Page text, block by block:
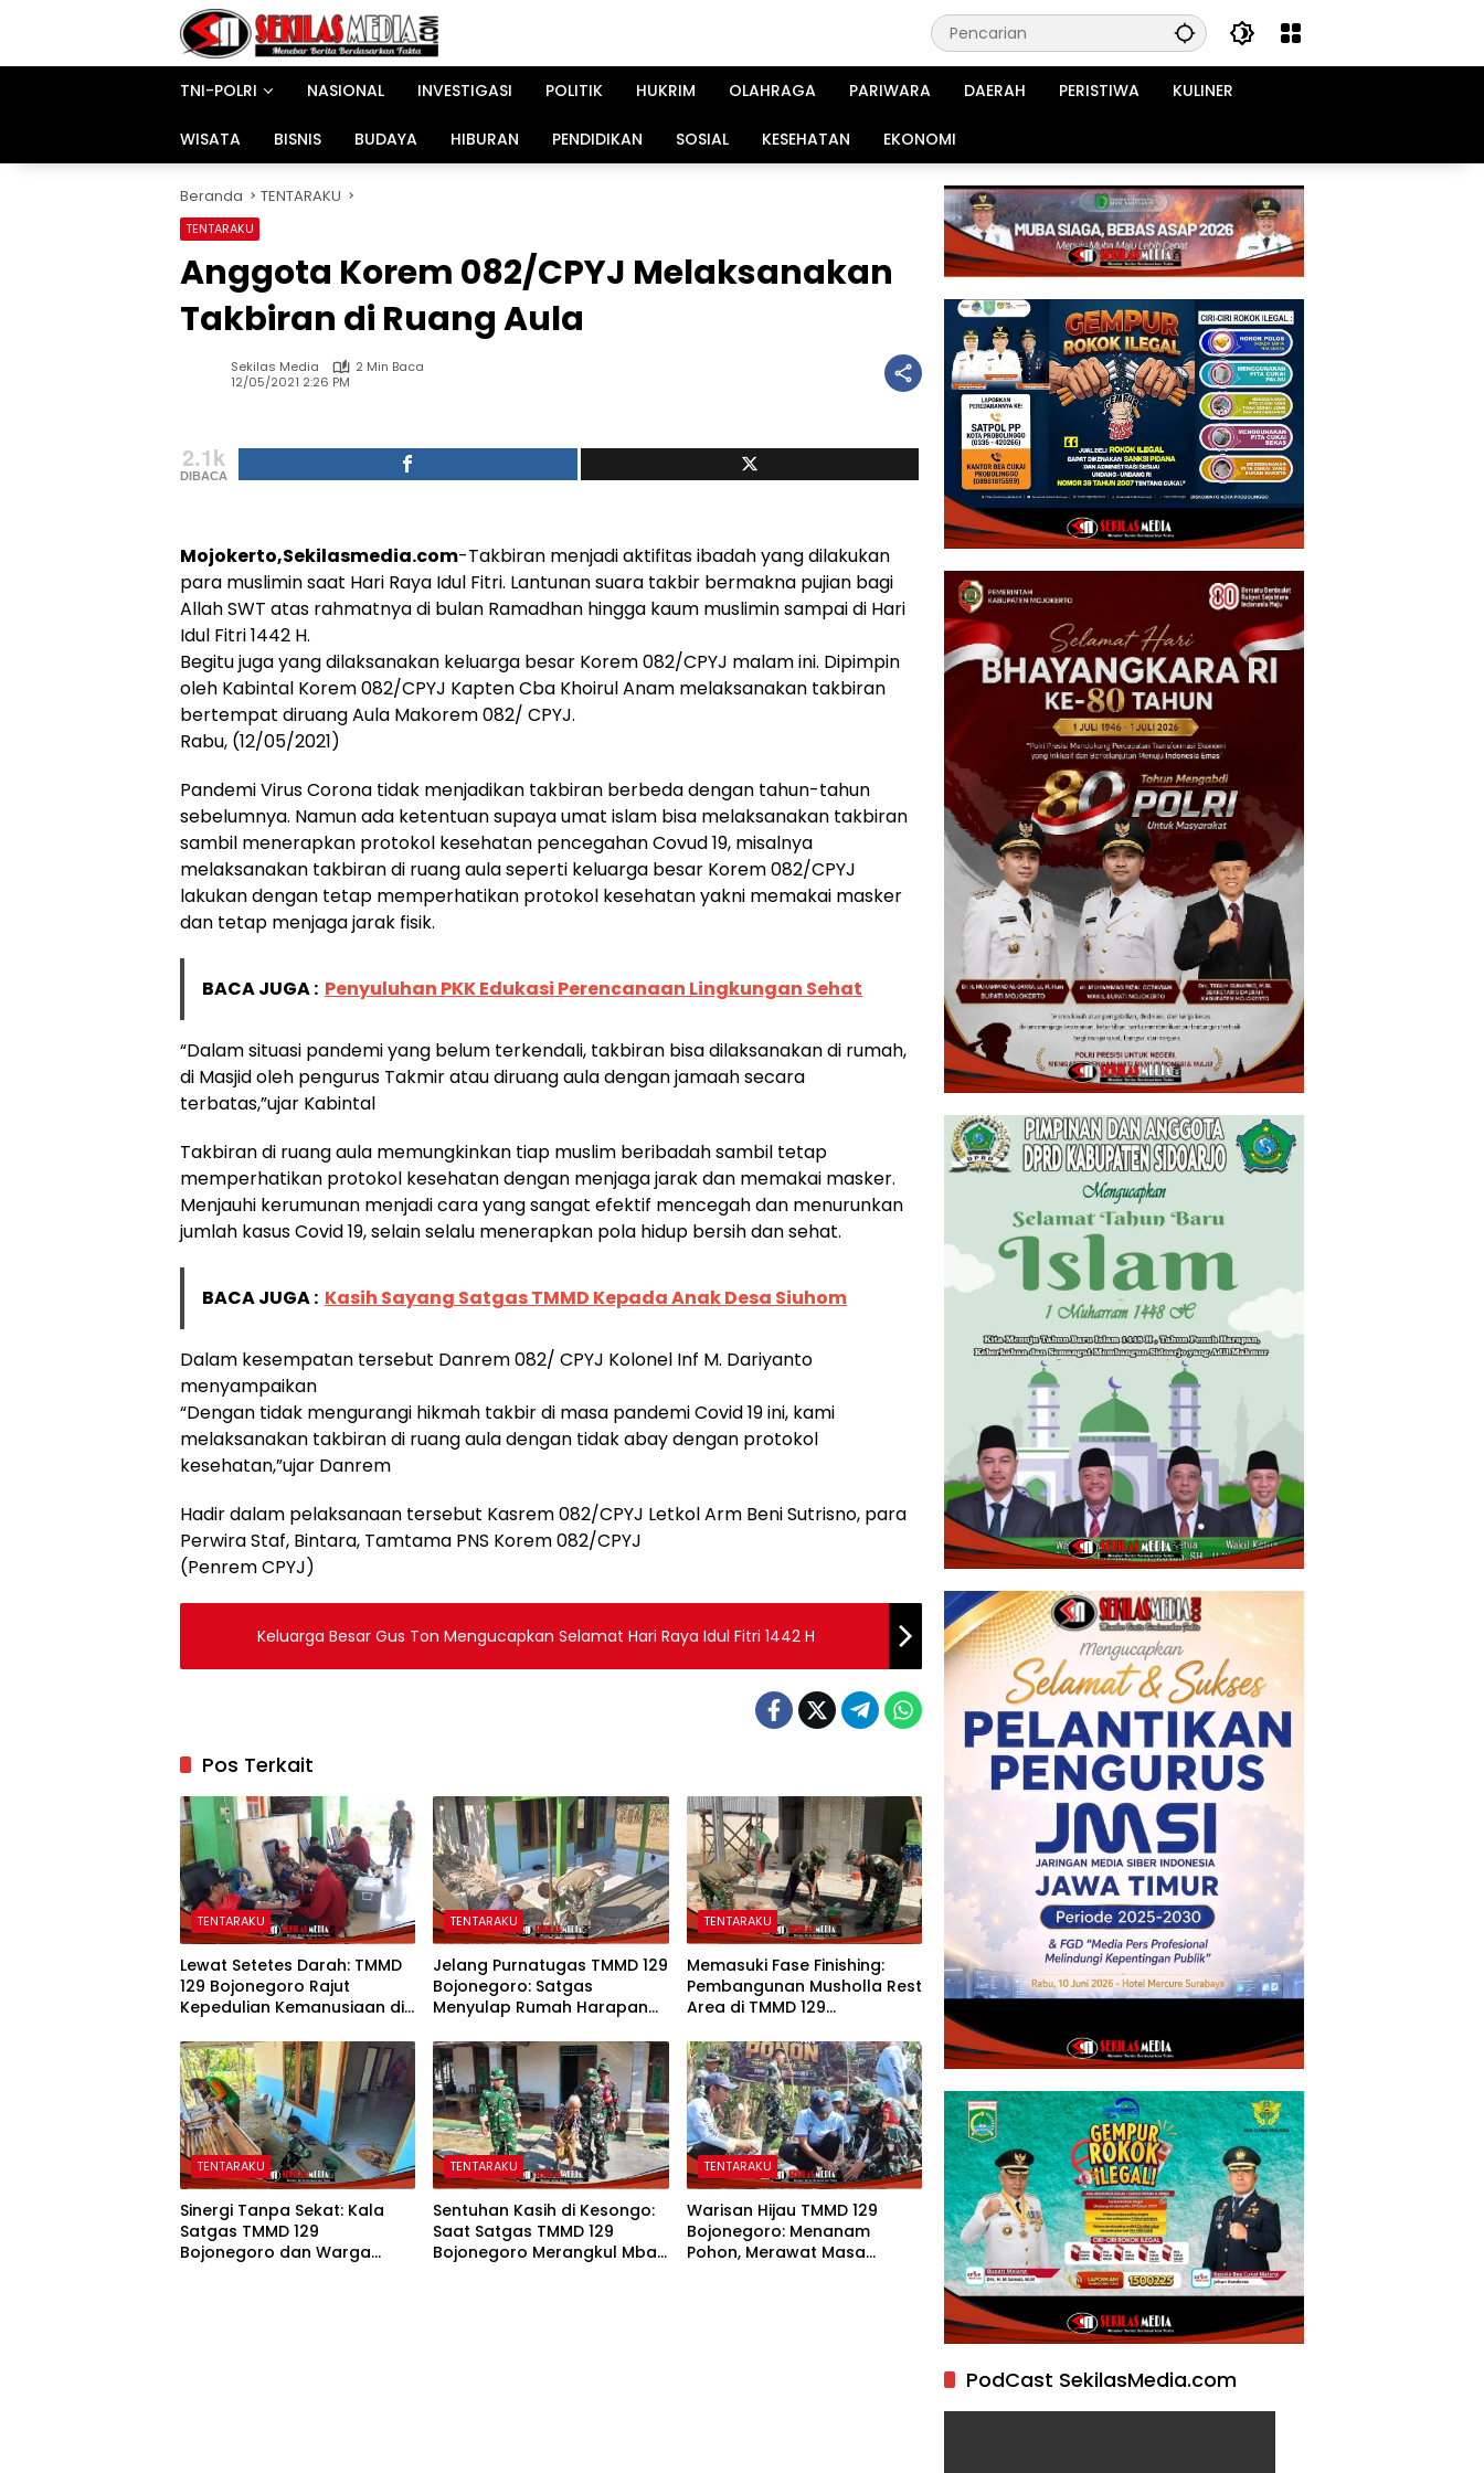
TNI-POLRI
NASIONAL INVESTIGASI POLITIK HUKRIM OLAHRAGA PARIWARA DAERAH PERISTIWA KULINER
WISATA BISNIS BUDAYA HIBURAN PENDIDIKAN SOSIAL KESEHATAN EKONOMI
Beranda TENTARAKU
TENTARAKU
Anggota Korem 082/CPYJ Melaksanakan
Takbiran di Ruang Aula
Sekilas Media
2 Min Baca
12/05/2021 2:26 PM
2.1k
DIBACA
Mojokerto,Sekilasmedia.com-Takbiran menjadi aktifitas ibadah yang dilakukan
para muslimin saat Hari Raya Idul Fitri. Lantunan suara takbir bermakna pujian bagi
Allah SWT atas rahmatnya di bulan Ramadhan hingga kaum muslimin sampai di Hari
Idul Fitri 1442 H.
Begitu juga yang dilaksanakan keluarga besar Korem 082/CPYJ malam ini. Dipimpin
oleh Kabintal Korem 082/CPYJ Kapten Cba Khoirul Anam melaksanakan takbiran
bertempat diruang Aula Makorem 082/ CPYJ.
Rabu, (12/05/2021)
Pandemi Virus Corona tidak menjadikan takbiran berbeda dengan tahun-tahun
sebelumnya. Namun ada ketentuan supaya umat islam bisa melaksanakan takbiran
sambil menerapkan protokol kesehatan pencegahan Covud 19, misalnya
melaksanakan takbiran di ruang aula seperti keluarga besar Korem 082/CPYJ
lakukan dengan tetap memperhatikan protokol kesehatan yakni memakai masker
dan tetap menjaga jarak fisik.
BACA JUGA : Penyuluhan PKK Edukasi Perencanaan Lingkungan Sehat
“Dalam situasi pandemi yang belum terkendali, takbiran bisa dilaksanakan di rumah,
di Masjid oleh pengurus Takmir atau diruang aula dengan jamaah secara
terbatas,”ujar Kabintal
Takbiran di ruang aula memungkinkan tiap muslim beribadah sambil tetap
memperhatikan protokol kesehatan dengan menjaga jarak dan memakai masker.
Menjauhi kerumunan menjadi cara yang sangat efektif mencegah dan menurunkan
jumlah kasus Covid 19, selain selalu menerapkan pola hidup bersih dan sehat.
BACA JUGA : Kasih Sayang Satgas TMMD Kepada Anak Desa Siuhom
Dalam kesempatan tersebut Danrem 082/ CPYJ Kolonel Inf M. Dariyanto
menyampaikan
“Dengan tidak mengurangi hikmah takbir di masa pandemi Covid 19 ini, kami
melaksanakan takbiran di ruang aula dengan tidak abay dengan protokol
kesehatan,”ujar Danrem
Hadir dalam pelaksanaan tersebut Kasrem 082/CPYJ Letkol Arm Beni Sutrisno, para
Perwira Staf, Bintara, Tamtama PNS Korem 082/CPYJ
(Penrem CPYJ)
Keluarga Besar Gus Ton Mengucapkan Selamat Hari Raya Idul Fitri 1442 H
Pos Terkait
TENTARAKU
Lewat Setetes Darah: TMMD
129 Bojonegoro Rajut
Kepedulian Kemanusiaan di
TENTARAKU
Jelang Purnatugas TMMD 129
Bojonegoro: Satgas
Menyulap Rumah Harapan
Hunian Layak dan Nyaman
TENTARAKU
Memasuki Fase Finishing:
Pembangunan Musholla Rest
Area di TMMD 129
Keramik dan Pengecatan
Teras
TENTARAKU
Sinergi Tanpa Sekat: Kala
Satgas TMMD 129
Bojonegoro dan Warga
TENTARAKU
Sentuhan Kasih di Kesongo:
Saat Satgas TMMD 129
Bojonegoro Merangkul Mbah
TENTARAKU
Warisan Hijau TMMD 129
Bojonegoro: Menanam
Pohon, Merawat Masa
PodCast SekilasMedia.com